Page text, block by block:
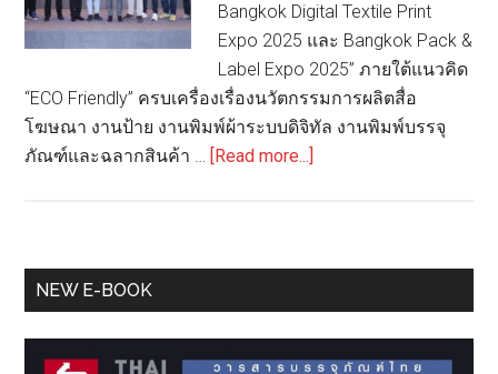
Bangkok Digital Textile Print
Expo 2025 และ Bangkok Pack &
Label Expo 2025” ภายใต้แนวคิด
“ECO Friendly” ครบเครื่องเรื่องนวัตกรรมการผลิตสื่อ
โฆษณา งานป้าย งานพิมพ์ผ้าระบบดิจิทัล งานพิมพ์บรรจุ
ภัณฑ์และฉลากสินค้า …
[Read more...]
เต
จัด
Primary
NEW E-BOOK